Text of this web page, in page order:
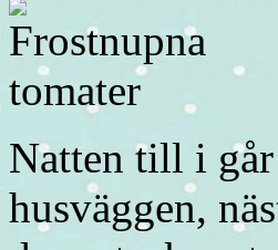
Natten till i
husväggen,